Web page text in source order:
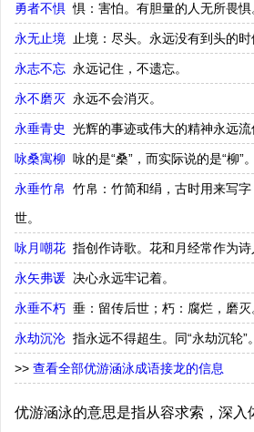
勇者不惧 惧：害怕。有胆量的人无所畏惧
永无止境 止境：尽头。永远没有到头的时
永志不忘 永远记住，不遗忘。
永不磨灭 永远不会消灭。
永垂青史 光辉的事迹或伟大的精神永远流
咏桑寓柳 咏的是“桑”，而实际说的是“柳”
永垂竹帛
竹帛：竹简和绢，古时用来写
世。
咏月嘲花 指创作诗歌。花和月经常作为诗
永矢弗谖 决心永远牢记着。
永垂不朽 垂：留传后世；朽：腐烂，磨
永劫沉沦 指永远不得超生。同“永劫沉轮”。
>> 查看全部优游涵泳成语接龙的信息
优游涵泳的意思是指从容求索，深入